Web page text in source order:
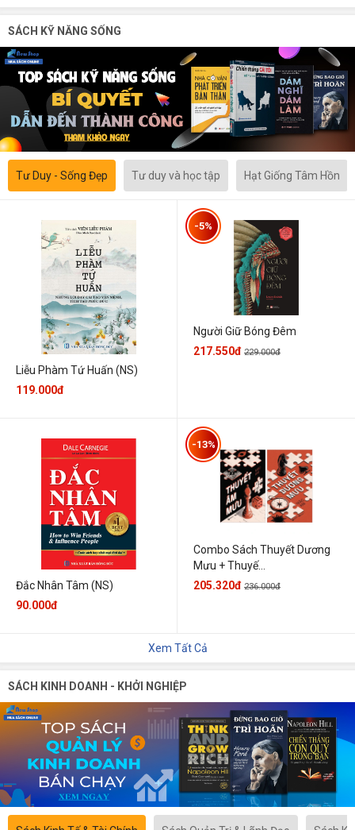
SÁCH KỸ NĂNG SỐNG
Tư Duy - Sống Đẹp Tư duy và học tập Hạt Giống Tâm Hồn
Liễu Phàm Tứ Huấn (NS)
119.000đ
Người Giữ Bóng Đêm
-5%
217.550đ 229.000đ
Đắc Nhân Tâm (NS)
90.000đ
Combo Sách Thuyết Dương
Mưu + Thuyế...
-13%
205.320đ 236.000đ
Xem Tất Cả
SÁCH KINH DOANH - KHỞI NGHIỆP